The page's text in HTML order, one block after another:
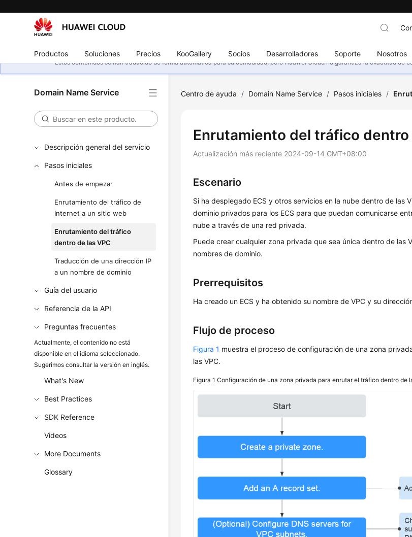
Productos Soluciones Precios KooGallery Socios Desarrolladores Soporte Nosotros
Estos contenidos se han traducido de forma automática para su comodidad, pero Huawei Cloud no garantiza la exactitud de
Domain Name Service
Descripción general del servicio
Pasos iniciales
Antes de empezar
Enrutamiento del tráfico de
Internet a un sitio web
Enrutamiento del tráfico
dentro de las VPC
Traducción de una dirección IP
a un nombre de dominio
Guía del usuario
Referencia de la API
Preguntas frecuentes
Actualmente, el contenido no está
disponible en el idioma seleccionado.
Sugerimos consultar la versión en inglés.
What's New
Best Practices
SDK Reference
Videos
More Documents
Glossary
Centro de ayuda / Domain Name Service / Pasos iniciales /
Enrutamiento del tráfico dentro
Actualización más reciente 2024-09-14 GMT+08:00
Escenario
Si ha desplegado ECS y otros servicios en la nube dentro de las
dominio privados para los ECS para que puedan comunicarse
nube a través de una red privada.
Puede crear cualquier zona privada que sea única dentro de las
nombres de dominio.
Prerrequisitos
Ha creado un ECS y ha obtenido su nombre de VPC y su
Flujo de proceso
Figura 1 muestra el proceso de configuración de una zona
las VPC.
Figura 1Configuración de una zona privada para enrutar el tráfico dentro de